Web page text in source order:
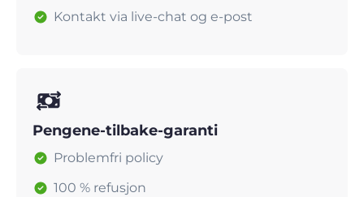
Kontakt via live-chat og e-post
Pengene-tilbake-garanti
Problemfri policy
100 % refusjon